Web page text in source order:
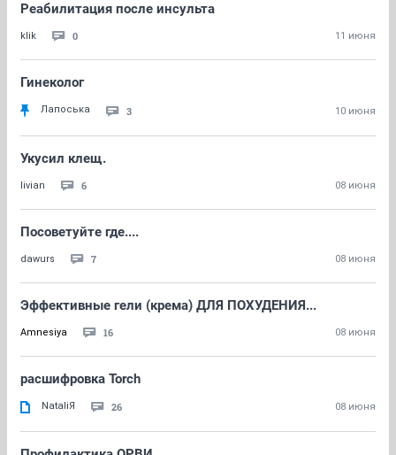
Реабилитация после инсульта
klik 0 11 июня
Гинеколог
Лапоська 3 10 июня
Укусил клещ.
livian 6 08 июня
Посоветуйте где....
dawurs 7 08 июня
Эффективные гели (крема) ДЛЯ ПОХУДЕНИЯ...
Amnesiya 16 08 июня
расшифровка Torch
NataliЯ 26 08 июня